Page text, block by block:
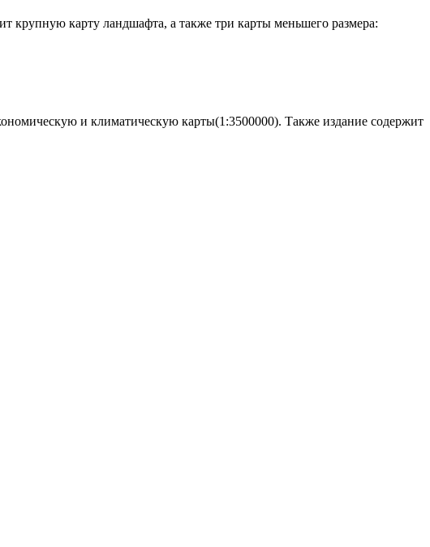
крупную карту ландшафта, а также три карты меньшего размера:
и климатическую карты(1:3500000). Также издание содержит